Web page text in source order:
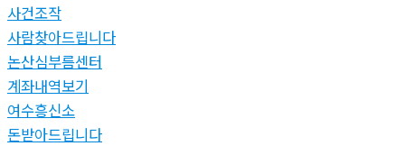
사건조작
사람찾아드립니다
논산심부름센터
계좌내역보기
여수흥신소
돈받아드립니다